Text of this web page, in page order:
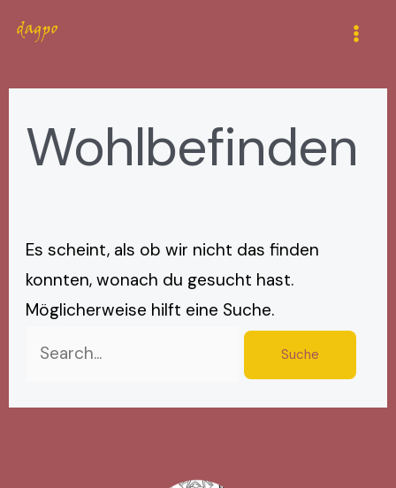
Inhalt
Wohlbefinden
Es scheint, als ob wir nicht das finden
konnten, wonach du gesucht hast.
Möglicherweise hilft eine Suche.
nach: